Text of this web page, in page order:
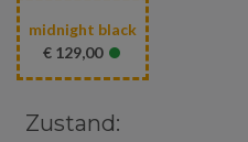
midnight black
€ 129,00 •
Zustand: